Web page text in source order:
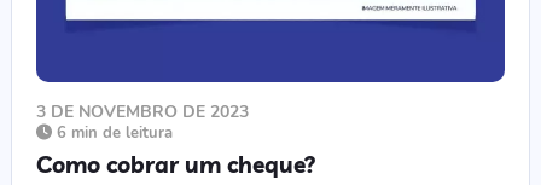
3 DE NOVEMBRO DE 2023
6 min de leitura
Como cobrar um cheque?